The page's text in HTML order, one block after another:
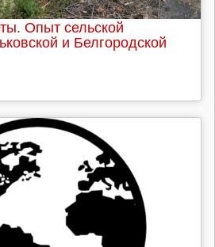
Опыт сельской
и Белгородской